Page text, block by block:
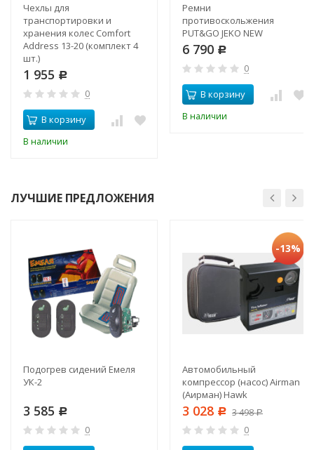
Чехлы для
транспортировки и
хранения колес Comfort
Address 13-20 (комплект 4
шт.)
1 955 Р
0
В корзину
В наличии
Ремни
противоскольжения
PUT&GO JEKO NEW
6 790 Р
0
В корзину
В наличии
ЛУЧШИЕ ПРЕДЛОЖЕНИЯ
Подогрев сидений Емеля
УК-2
3 585 Р
0
-13%
Автомобильный
компрессор (насос) Airman
(Аирман) Hawk
3 028 Р 3 498Р
0